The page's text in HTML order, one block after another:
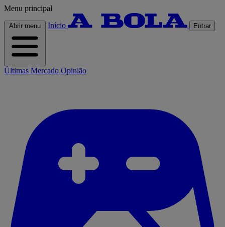
Menu principal
Abrir menu Início Entrar
Últimas Mercado Opinião